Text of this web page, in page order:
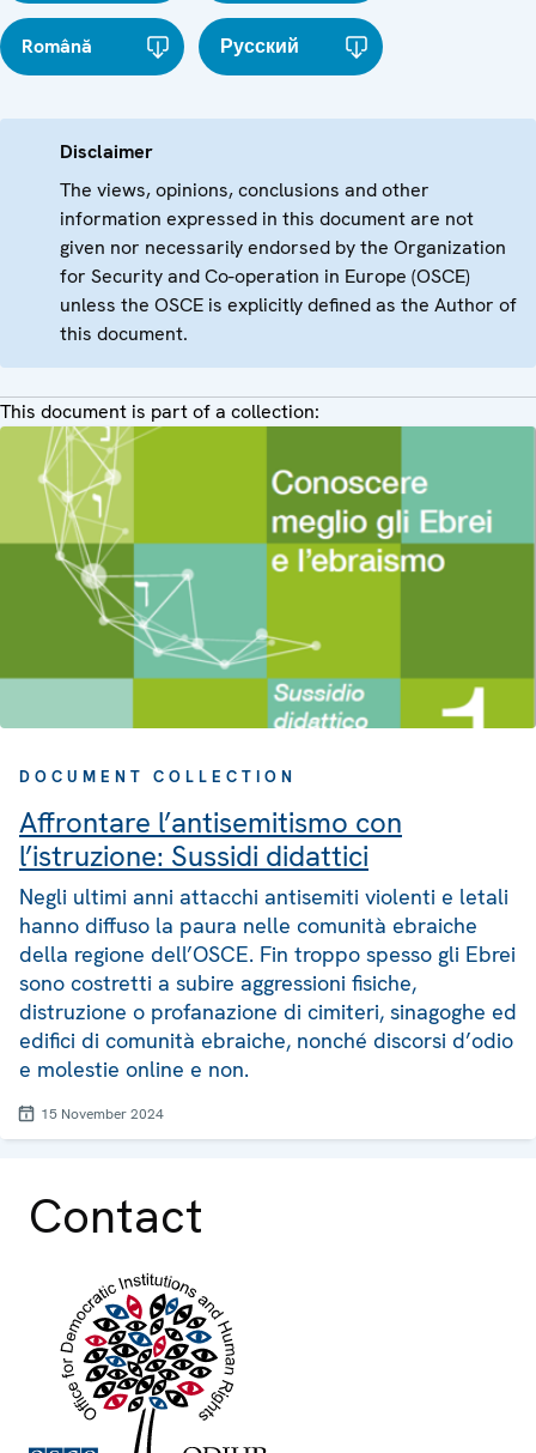
Română Русский
Disclaimer
The views, opinions, conclusions and other
information expressed in this document are not
given nor necessarily endorsed by the Organization
for Security and Co-operation in Europe (OSCE)
unless the OSCE is explicitly defined as the Author of
this document.
This document is part of a collection:
DOCUMENT COLLECTION
Affrontare l’antisemitismo con
l’istruzione: Sussidi didattici
Negli ultimi anni attacchi antisemiti violenti e letali
hanno diffuso la paura nelle comunità ebraiche
della regione dell’OSCE. Fin troppo spesso gli Ebrei
sono costretti a subire aggressioni fisiche,
distruzione o profanazione di cimiteri, sinagoghe ed
edifici di comunità ebraiche, nonché discorsi d’odio
e molestie online e non.
15 November 2024
Contact